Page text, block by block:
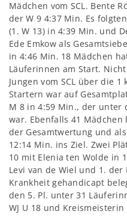
Mädchen vom SCL. Bente
der W 9 4:37 Min. Es
(1. W 13) in 4:39 Min. und
Ede Emkow als
in 4:46 Min. 18 Mädchen
Läuferinnen am Start.
Jungen vom SCL über die
Startern war auf
M 8 in 4:59 Min., der unter
war. Ebenfalls 41 Mädchen
der Gesamtwertung und
12:14 Min. ins Ziel. Zwei
10 mit Elenia ten Wolde in
Levi van de Wiel und 1.
Krankheit gehandicapt
den 5. Pl. unter 31
WJ U 18 und